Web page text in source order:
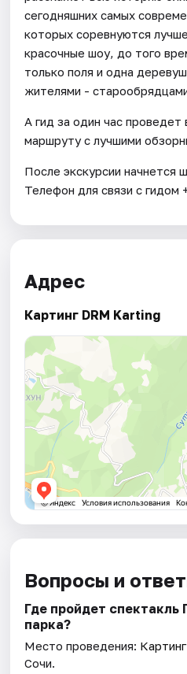
сегодняшних самых
которых соревнуются
красочные шоу, до того
только поля и одна
жителями -
А гид за один час проведет
маршруту с лучшими
После экскурсии начнется
Телефон для связи с гидом
Адрес
Картинг DRM Karting
Вопросы и
Где пройдет спектакль
парка?
Место проведения:
Сочи.